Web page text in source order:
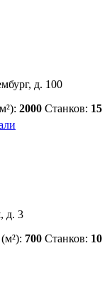
д. 100
2000 Станков: 15
д. 3
700 Станков: 10